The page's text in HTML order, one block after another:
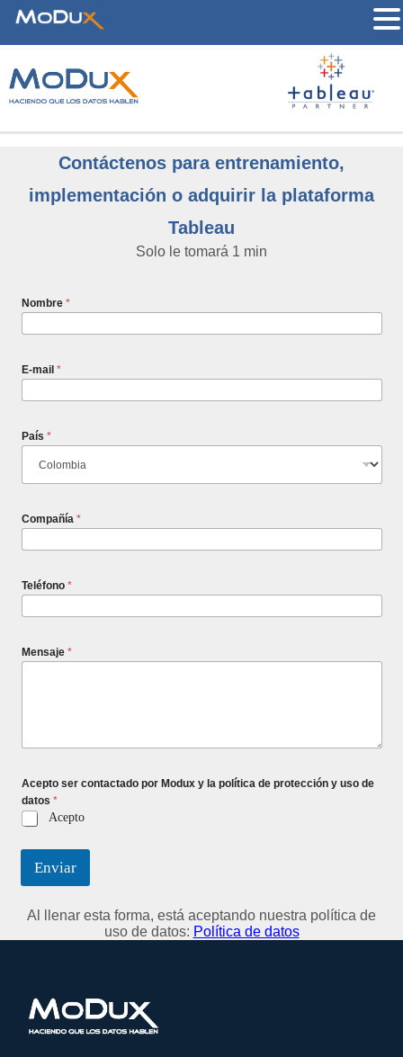
Contáctenos para entrenamiento,
implementación o adquirir la plataforma
Tableau
Solo le tomará 1 min
Nombre *
E-mail *
País *
Compañía *
Teléfono *
Mensaje *
Acepto ser contactado por Modux y la política de protección y uso de
datos *
Acepto
Enviar
Al llenar esta forma, está aceptando nuestra política de
uso de datos: Política de datos